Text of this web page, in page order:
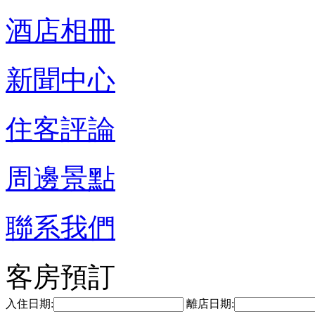
酒店相冊
新聞中心
住客評論
周邊景點
聯系我們
客房預訂
入住日期: 離店日期: